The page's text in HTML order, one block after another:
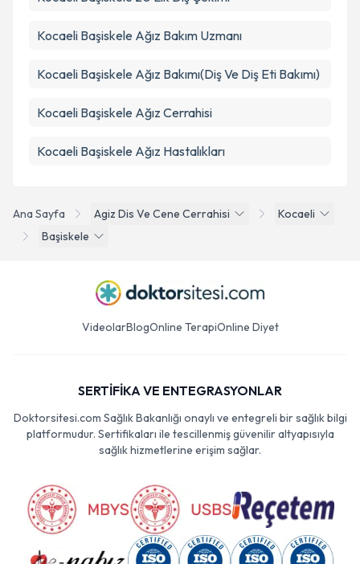
Ana Sayfa Agiz Dis Ve Cene Cerrahisi
Kocaeli
Başiskele
Kocaeli Başiskele Ağız Bakım Uzmanı
Kocaeli Başiskele Ağız Bakımı(Diş Ve Diş Eti Bakımı)
Kocaeli Başiskele Ağız Cerrahisi
Kocaeli Başiskele Ağız Hastalıkları
VideolarBlogOnline TerapiOnline Diyet
SERTİFİKA VE ENTEGRASYONLAR
Doktorsitesi.com Sağlık Bakanlığı onaylı ve entegreli bir sağlık bilgi
platformudur. Sertifikaları ile tescillenmiş güvenilir altyapısıyla
sağlık hizmetlerine erişim sağlar.